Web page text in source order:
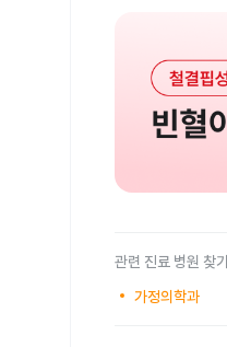
관련 진료 병원 찾
가정의학과